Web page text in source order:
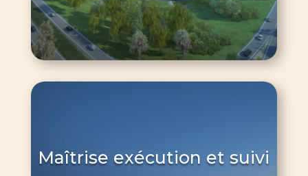
Maîtrise exécution et suivi